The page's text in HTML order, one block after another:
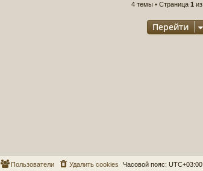
4 темы • Страница 1 из
Перейти
Часовой пояс: UTC+03:00
Удалить cookies
Пользователи